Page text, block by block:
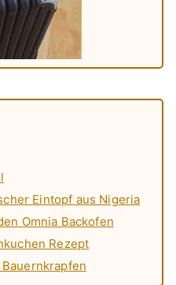
Eintopf aus Nigeria
Omnia Backofen
Rezept